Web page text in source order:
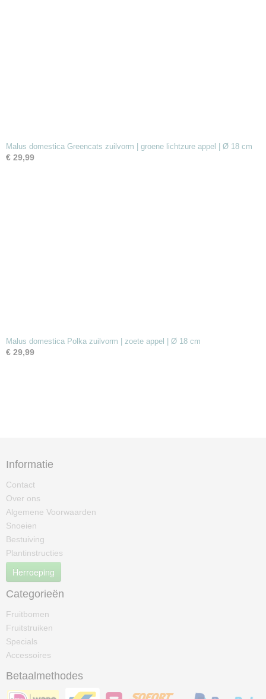
Malus domestica Greencats zuilvorm | groene lichtzure appel | Ø 18 cm
€ 29,99
Malus domestica Polka zuilvorm | zoete appel | Ø 18 cm
€ 29,99
Informatie
Contact
Over ons
Algemene Voorwaarden
Snoeien
Bestuiving
Plantinstructies
Herroeping
Categorieën
Fruitbomen
Fruitstruiken
Specials
Accessoires
Betaalmethodes